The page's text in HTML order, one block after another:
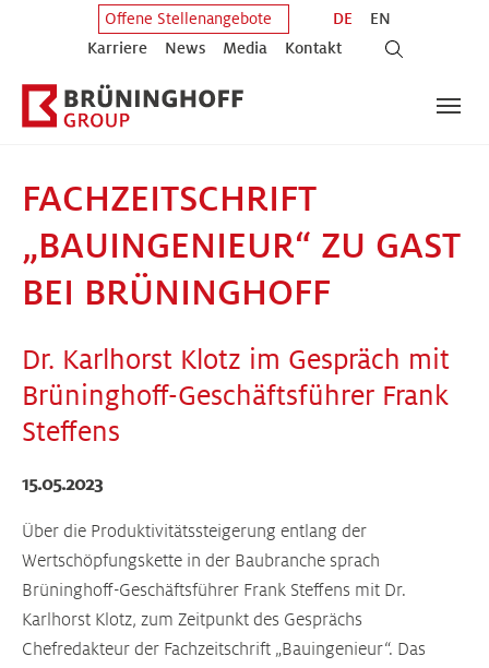
Zum Hauptinhalt springen
Zum Fuß der Seite springen
Offene Stellenangebote
Karriere
News Media Kontakt
DE EN
FACHZEITSCHRIFT
„BAUINGENIEUR“ ZU GAST
BEI BRÜNINGHOFF
Dr. Karlhorst Klotz im Gespräch mit
Brüninghoff-Geschäftsführer Frank
Steffens
15.05.2023
Über die Produktivitätssteigerung entlang der
Wertschöpfungskette in der Baubranche sprach
Brüninghoff-Geschäftsführer Frank Steffens mit Dr.
Karlhorst Klotz, zum Zeitpunkt des Gesprächs
Chefredakteur der Fachzeitschrift „Bauingenieur“. Das